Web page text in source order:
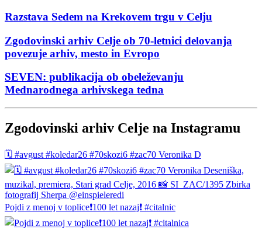
Razstava Sedem na Krekovem trgu v Celju
Zgodovinski arhiv Celje ob 70-letnici delovanja
povezuje arhiv, mesto in Evropo
SEVEN: publikacija ob obeleževanju
Mednarodnega arhivskega tedna
Zgodovinski arhiv Celje na Instagramu
🗓️ #avgust #koledar26 #70skozi6 #zac70 Veronika D
Pojdi z menoj v toplice❗️100 let nazaj❗️ #citalnic